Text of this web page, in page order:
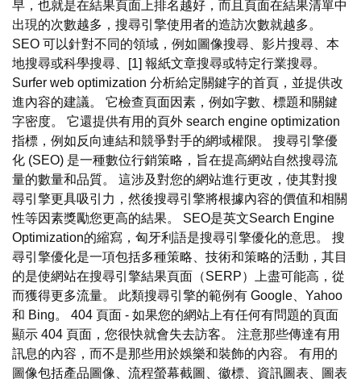
早，也就是在結果頁面上排名越好，而且頁面在結果清單中
出現的次數越多，搜尋引擎使用者的造訪次數就越多。
SEO 可以針對不同的領域，例如圖像搜尋、影片搜尋、本
地搜尋或科學搜尋、[1] 報紙文章搜尋或特定行業搜尋。
Surfer web optimization 分析給定關鍵字的首頁，並提供改
進內容的建議。 它檢查頁面因素，例如字數、標題和關鍵
字密度。 它還提供有用的頁外 search engine optimization
指標，例如反向連結和競爭對手的網域權限。 搜尋引擎優
化 (SEO) 是一種數位行銷策略，旨在提高網站自然搜尋流
量的數量和品質。 這涉及對您的網站進行更改，使其對搜
尋引擎更具吸引力，然後搜尋引擎將根據內容的價值和相關
性等因素獎勵您更高的結果。 SEO是英文Search Engine
Optimization的縮寫，匈牙利語是搜尋引擎優化的意思。 搜
尋引擎優化是一項包括多種策略、技術和策略的活動，其目
的是使網站在搜尋引擎結果頁面（SERP）上盡可能高，從
而獲得更多流量。 此類搜尋引擎的範例有 Google、Yahoo
和 Bing。 404 頁面 - 如果您的網站上有任何有問題的頁面
顯示 404 頁面，您很快就會失去訪客。 注意那些傳達有用
訊息的內容，而不是那些用於娛樂和裝飾的內容。 有用的
圖像包括產品圖像、流程螢幕截圖、徽標、資訊圖表、圖表